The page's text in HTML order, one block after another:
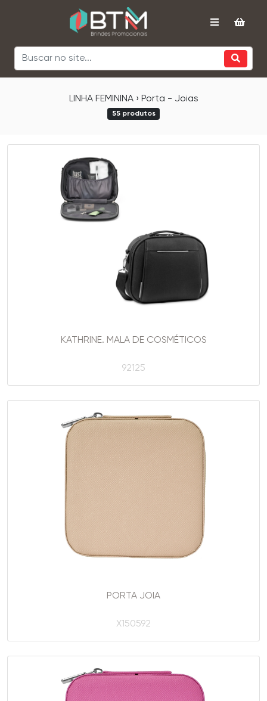
LINHA FEMININA › Porta - Joias
55 produtos
KATHRINE. MALA DE COSMÉTICOS
92125
PORTA JOIA
X150592